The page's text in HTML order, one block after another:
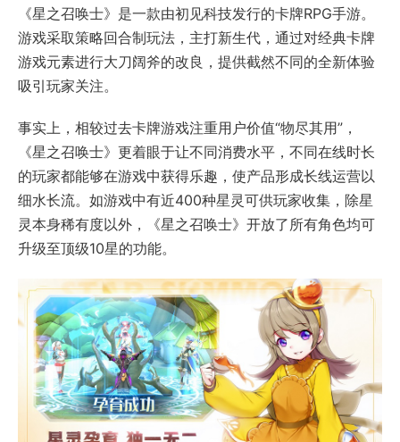
《星之召唤士》是一款由初见科技发行的卡牌RPG手游。
游戏采取策略回合制玩法，主打新生代，通过对经典卡牌
游戏元素进行大刀阔斧的改良，提供截然不同的全新体验
吸引玩家关注。
事实上，相较过去卡牌游戏注重用户价值“物尽其用”，
《星之召唤士》更着眼于让不同消费水平，不同在线时长
的玩家都能够在游戏中获得乐趣，使产品形成长线运营以
细水长流。如游戏中有近400种星灵可供玩家收集，除星
灵本身稀有度以外，《星之召唤士》开放了所有角色均可
升级至顶级10星的功能。